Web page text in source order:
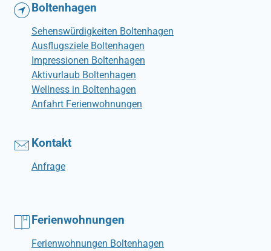
Boltenhagen
Sehenswürdigkeiten Boltenhagen
Ausflugsziele Boltenhagen
Impressionen Boltenhagen
Aktivurlaub Boltenhagen
Wellness in Boltenhagen
Anfahrt Ferienwohnungen
Kontakt
Anfrage
Ferienwohnungen
Ferienwohnungen Boltenhagen